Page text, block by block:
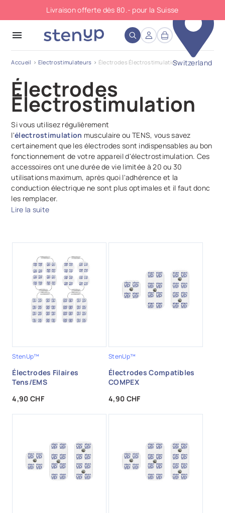
Livraison offerte dès 80.- pour la Suisse
menu
Switzerland
Accueil Electrostimulateurs Électrodes Électrostimulation
Électrodes
Électrostimulation
Si vous utilisez régulièrement
l'électrostimulation musculaire ou TENS, vous savez
certainement que les électrodes sont indispensables au bon
fonctionnement de votre appareil d'électrostimulation. Ces
accessoires ont une durée de vie limitée à 20 ou 30
utilisations maximum, après quoi l'adhérence et la
conduction électrique ne sont plus optimales et il faut donc
les remplacer.
Lire la suite
StenUp™
Électrodes Filaires
Tens/EMS
Prix
4,90 CHF
StenUp™
Électrodes Compatibles
COMPEX
Prix
4,90 CHF
close